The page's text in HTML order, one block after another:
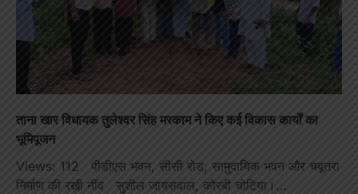
ताना खार विधायक तुलेश्वर सिंह मरकाम ने किए कई विकास कार्यों का
भूमिपूजन
Views: 112 पीडीएस भवन, सीसी रोड, सामुदायिक भवन और चबूतरा
निर्माण की रखी नींव सुशील जायसवाल, कोरबी चोटिया।…